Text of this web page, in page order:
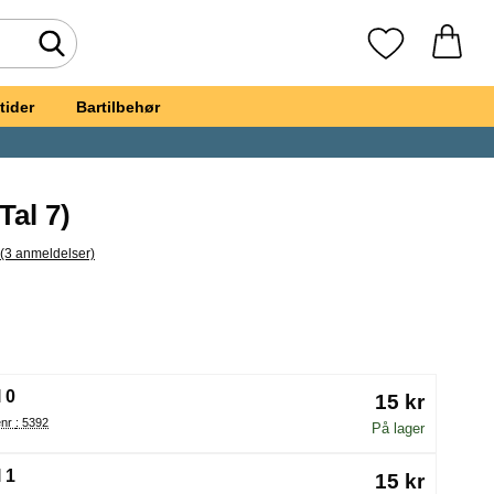
Foretag søgning Mine favoritter
Bartilbehør
7)
til alle anmeldelser
(3 anmeldelser)
af en ny radioknap vil genindlæse siden)
0
Varenr : 5392
15 kr
På lager
1 15 kr